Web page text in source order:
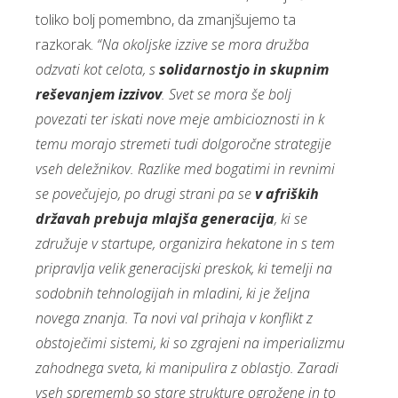
toliko bolj pomembno, da zmanjšujemo ta
razkorak. “Na okoljske izzive se mora družba
odzvati kot celota, ssolidarnostjo in skupnim
reševanjem izzivov. Svet se mora še bolj
povezati ter iskati nove meje ambicioznosti in k
temu morajo stremeti tudi dolgoročne strategije
vseh deležnikov. Razlike med bogatimi in revnimi
se povečujejo, po drugi strani pa sev afriških
državah prebuja mlajša generacija, ki se
združuje v startupe, organizira hekatone in s tem
pripravlja velik generacijski preskok, ki temelji na
sodobnih tehnologijah in mladini, ki je željna
novega znanja. Ta novi val prihaja v konflikt z
obstoječimi sistemi, ki so zgrajeni na imperializmu
zahodnega sveta, ki manipulira z oblastjo. Zaradi
vseh sprememb so stare strukture ogrožene in to